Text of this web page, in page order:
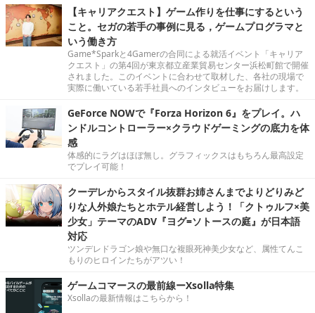
【キャリアクエスト】ゲーム作りを仕事にするという
こと。セガの若手の事例に見る，ゲームプログラマと
いう働き方
Game*Sparkと4Gamerの合同による就活イベント「キャリア
クエスト」の第4回が東京都立産業貿易センター浜松町館で開催
されました。このイベントに合わせて取材した、各社の現場で
実際に働いている若手社員へのインタビューをお届けします。
GeForce NOWで『Forza Horizon 6』をプレイ。ハ
ンドルコントローラー×クラウドゲーミングの底力を体
感
体感的にラグはほぼ無し。グラフィックスはもちろん最高設定
でプレイ可能！
クーデレからスタイル抜群お姉さんまでよりどりみど
りな人外娘たちとホテル経営しよう！「クトゥルフ×美
少女」テーマのADV『ヨグ=ソトースの庭』が日本語
対応
ツンデレドラゴン娘や無口な複眼死神美少女など、属性てんこ
もりのヒロインたちがアツい！
ゲームコマースの最前線ーXsolla特集
Xsollaの最新情報はこちらから！